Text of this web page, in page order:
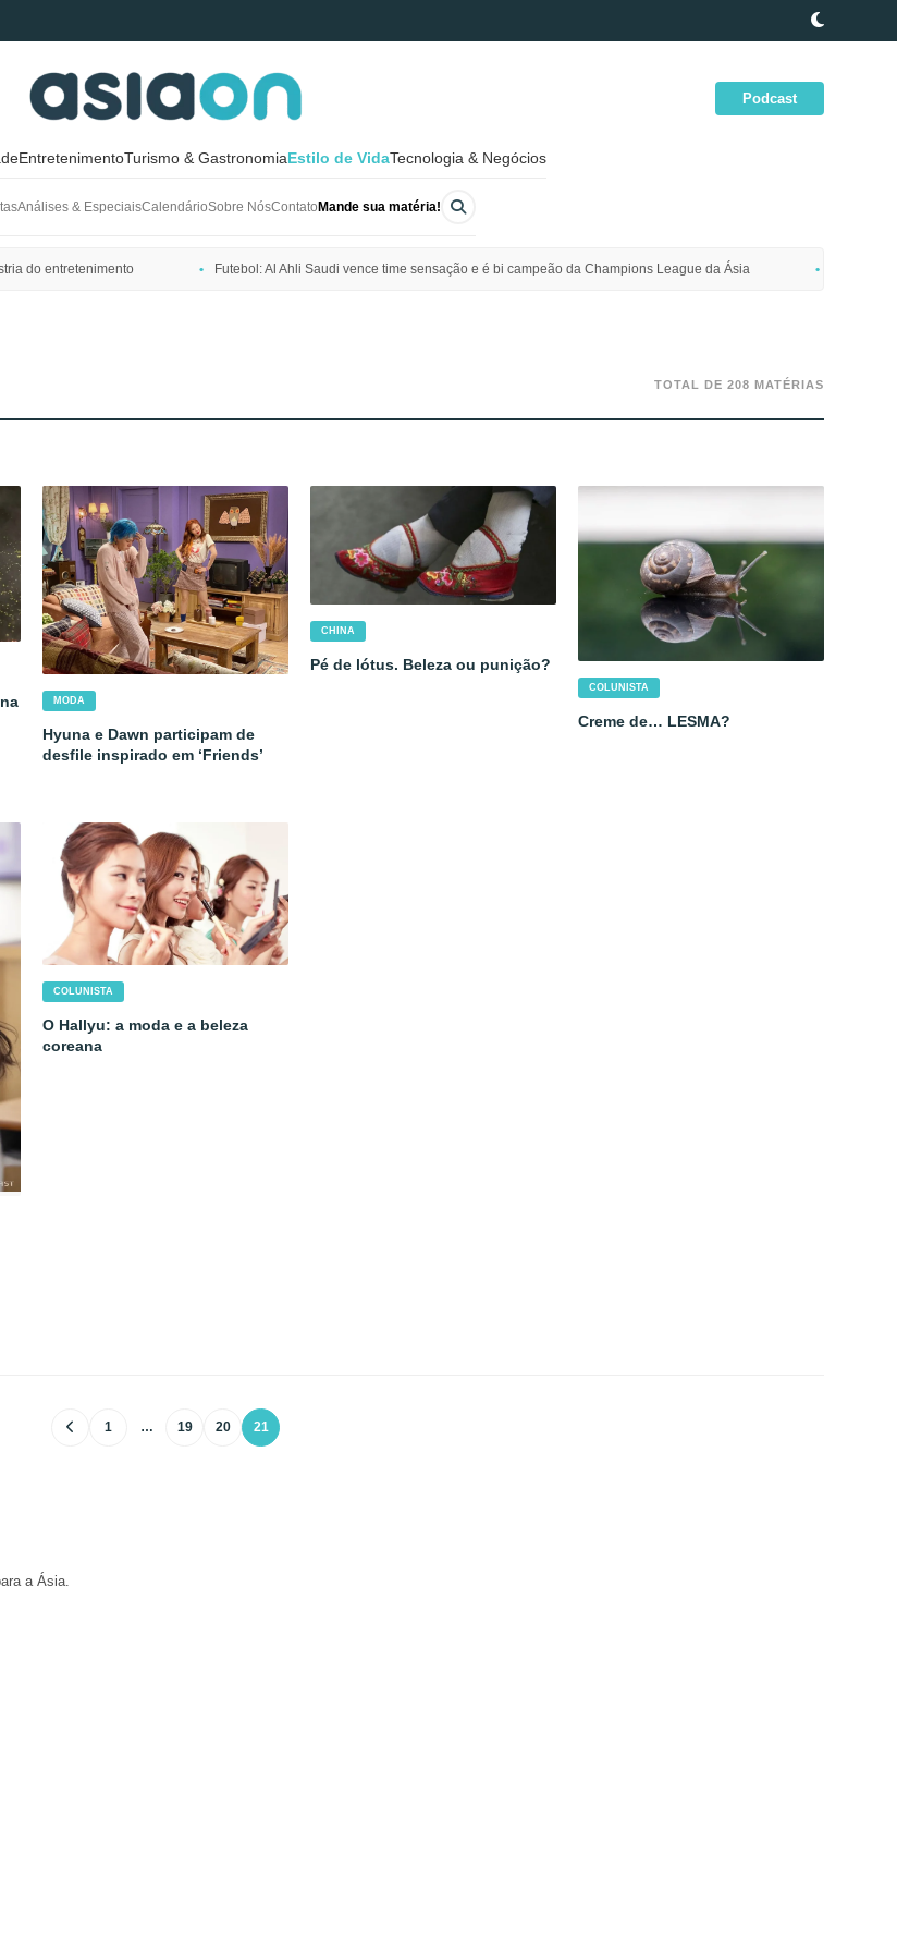
Podcast
EntretenimentoTurismo & GastronomiaEstilo de VidaTecnologia & Negócios
Análises & EspeciaisCalendárioSobre NósContato Mande sua matéria!
do entretenimento Futebol: Al Ahli Saudi vence time sensação e é bi campeão da Champions League da Ásia
TOTAL DE 208 MATÉRIAS
MODA
Hyuna e Dawn participam de
desfile inspirado em ‘Friends’
CHINA
Pé de lótus. Beleza ou punição?
COLUNISTA
Creme de… LESMA?
COLUNISTA
O Hallyu: a moda e a beleza
coreana
1 … 19 20 21
a Ásia.